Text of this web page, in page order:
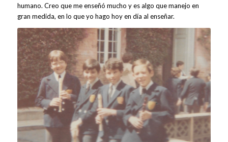
humano. Creo que me enseñó mucho y es algo que manejo en
gran medida, en lo que yo hago hoy en día al enseñar.